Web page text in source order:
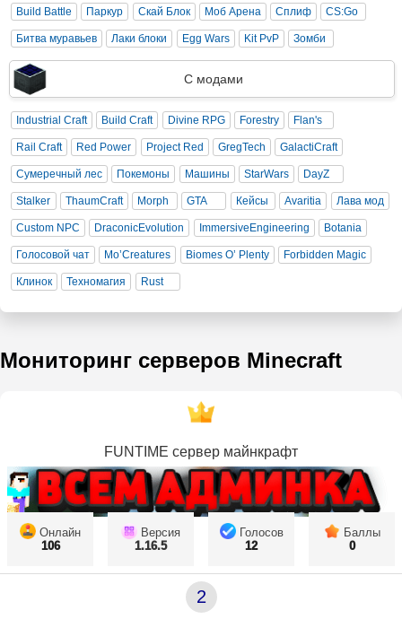
Build Battle Паркур Скай Блок Моб Арена Сплиф CS:Go
Битва муравьев Лаки блоки Egg Wars Kit PvP Зомби
С модами
Industrial Craft Build Craft Divine RPG Forestry Flan's
Rail Craft Red Power Project Red GregTech GalactiCraft
Сумеречный лес Покемоны Машины StarWars DayZ
Stalker ThaumCraft Morph GTA Кейсы Avaritia Лава мод
Custom NPC DraconicEvolution ImmersiveEngineering Botania
Голосовой чат Mo’Creatures Biomes O’ Plenty Forbidden Magic
Клинок Техномагия Rust
Мониторинг серверов Minecraft
FUNTIME сервер майнкрафт
Онлайн
106
Версия
1.16.5
Голосов
12
Баллы
0
2